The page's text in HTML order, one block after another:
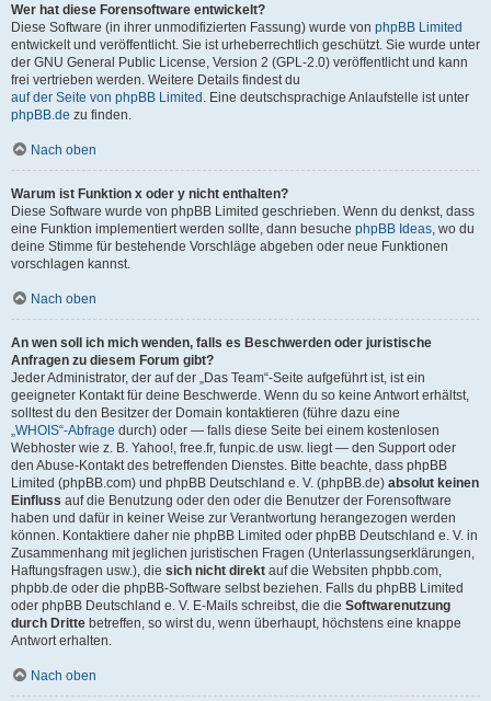
Wer hat diese Forensoftware entwickelt?
Diese Software (in ihrer unmodifizierten Fassung) wurde von phpBB Limited
entwickelt und veröffentlicht. Sie ist urheberrechtlich geschützt. Sie wurde unter
der GNU General Public License, Version 2 (GPL-2.0) veröffentlicht und kann
frei vertrieben werden. Weitere Details findest du
auf der Seite von phpBB Limited . Eine deutschsprachige Anlaufstelle ist unter
phpBB.de zu finden.
Nach oben
Warum ist Funktion x oder y nicht enthalten?
Diese Software wurde von phpBB Limited geschrieben. Wenn du denkst, dass
eine Funktion implementiert werden sollte, dann besuche phpBB Ideas , wo du
deine Stimme für bestehende Vorschläge abgeben oder neue Funktionen
vorschlagen kannst.
Nach oben
An wen soll ich mich wenden, falls es Beschwerden oder juristische
Anfragen zu diesem Forum gibt?
Jeder Administrator, der auf der „Das Team“-Seite aufgeführt ist, ist ein
geeigneter Kontakt für deine Beschwerde. Wenn du so keine Antwort erhältst,
solltest du den Besitzer der Domain kontaktieren (führe dazu eine
„WHOIS“-Abfrage durch) oder — falls diese Seite bei einem kostenlosen
Webhoster wie z. B. Yahoo!, free.fr, funpic.de usw. liegt — den Support oder
den Abuse-Kontakt des betreffenden Dienstes. Bitte beachte, dass phpBB
Limited (phpBB.com) und phpBB Deutschland e. V. (phpBB.de) absolut keinen
Einfluss auf die Benutzung oder den oder die Benutzer der Forensoftware
haben und dafür in keiner Weise zur Verantwortung herangezogen werden
können. Kontaktiere daher nie phpBB Limited oder phpBB Deutschland e. V. in
Zusammenhang mit jeglichen juristischen Fragen (Unterlassungserklärungen,
Haftungsfragen usw.), die sich nicht direkt auf die Websiten phpbb.com,
phpbb.de oder die phpBB-Software selbst beziehen. Falls du phpBB Limited
oder phpBB Deutschland e. V. E-Mails schreibst, die die Softwarenutzung
durch Dritte betreffen, so wirst du, wenn überhaupt, höchstens eine knappe
Antwort erhalten.
Nach oben